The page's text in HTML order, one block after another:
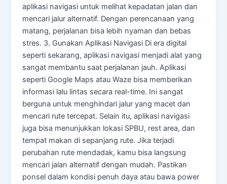
aplikasi navigasi untuk melihat kepadatan jalan dan
mencari jalur alternatif. Dengan perencanaan yang
matang, perjalanan bisa lebih nyaman dan bebas
stres. 3. Gunakan Aplikasi Navigasi Di era digital
seperti sekarang, aplikasi navigasi menjadi alat yang
sangat membantu saat perjalanan jauh. Aplikasi
seperti Google Maps atau Waze bisa memberikan
informasi lalu lintas secara real-time. Ini sangat
berguna untuk menghindari jalur yang macet dan
mencari rute tercepat. Selain itu, aplikasi navigasi
juga bisa menunjukkan lokasi SPBU, rest area, dan
tempat makan di sepanjang rute. Jika terjadi
perubahan rute mendadak, kamu bisa langsung
mencari jalan alternatif dengan mudah. Pastikan
ponsel dalam kondisi penuh daya atau bawa power